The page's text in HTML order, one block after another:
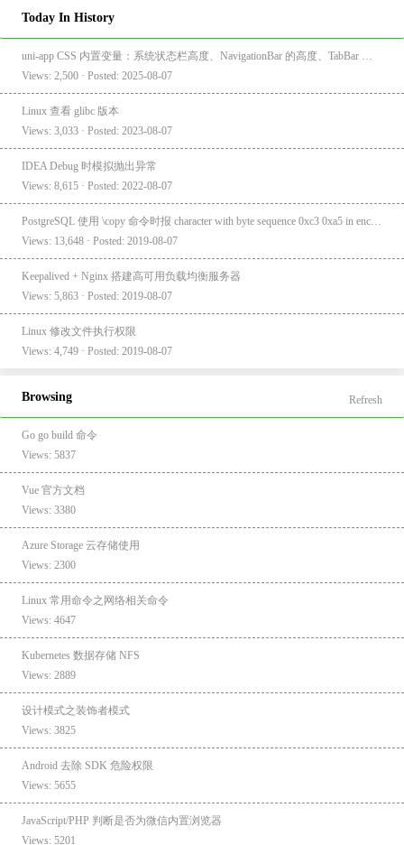
Today In History
Views: 2,500 · Posted: 2025-08-07
Linux 查看 glibc 版本
Views: 3,033 · Posted: 2023-08-07
IDEA Debug 时模拟抛出异常
Views: 8,615 · Posted: 2022-08-07
Views: 13,648 · Posted: 2019-08-07
Keepalived + Nginx 搭建高可用负载均衡服务器
Views: 5,863 · Posted: 2019-08-07
Linux 修改文件执行权限
Views: 4,749 · Posted: 2019-08-07
Browsing Refresh
Go go build 命令
Views: 5837
Vue 官方文档
Views: 3380
Azure Storage 云存储使用
Views: 2300
Linux 常用命令之网络相关命令
Views: 4647
Kubernetes 数据存储 NFS
Views: 2889
设计模式之装饰者模式
Views: 3825
Android 去除 SDK 危险权限
Views: 5655
JavaScript/PHP 判断是否为微信内置浏览器
Views: 5201